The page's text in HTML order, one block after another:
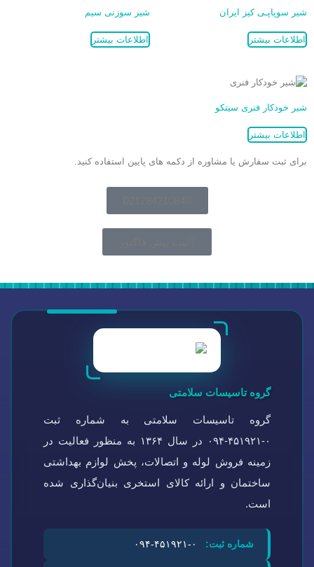
شیر سوپاپـی کیز ایران
اطلاعات بیشتر
شیر سوزنی سیم
اطلاعات بیشتر
شیر خودکار فنری سیتکو
اطلاعات بیشتر
برای ثبت سفارش یا مشاوره از دکمه های پایین استفاده کنید.
گروه تاسیسات سلامتی
گروه تاسیسات سلامتی به شماره ثبت
۰-۴۵۱۹۲۱-۰۹۴ در سال ۱۳۶۴ به منظور فعالیت در
زمینه فروش لوله و اتصالات، پخش لوازم بهداشتی
ساختمان و ارائه کالای استخری بنیان‌گذاری شده
است.
شماره ثبت: